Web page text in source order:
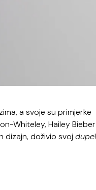
a svoje su primjerke
Whiteley, Hailey Bieber
dizajn, doživio svoj dupe!